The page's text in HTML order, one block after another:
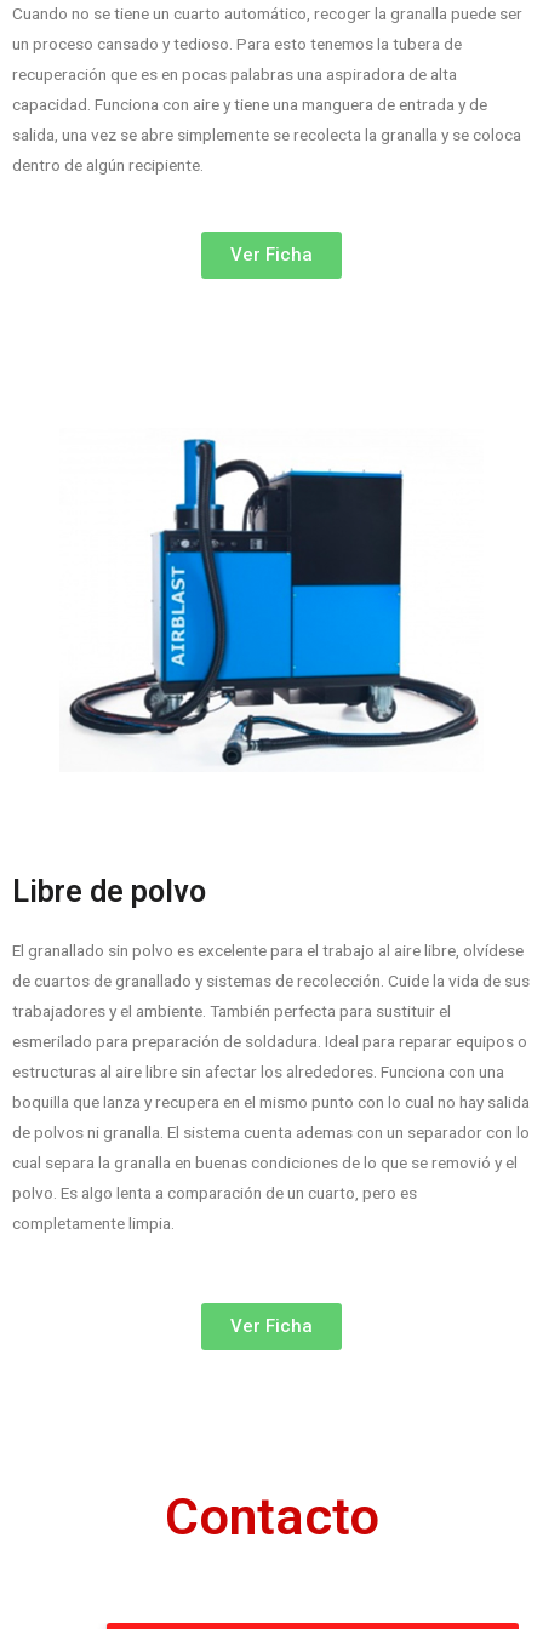
Cuando no se tiene un cuarto automático, recoger la granalla puede ser
un proceso cansado y tedioso. Para esto tenemos la tubera de
recuperación que es en pocas palabras una aspiradora de alta
capacidad. Funciona con aire y tiene una manguera de entrada y de
salida, una vez se abre simplemente se recolecta la granalla y se coloca
dentro de algún recipiente.
Ver Ficha
Libre de polvo
El granallado sin polvo es excelente para el trabajo al aire libre, olvídese
de cuartos de granallado y sistemas de recolección. Cuide la vida de sus
trabajadores y el ambiente. También perfecta para sustituir el
esmerilado para preparación de soldadura. Ideal para reparar equipos o
estructuras al aire libre sin afectar los alrededores. Funciona con una
boquilla que lanza y recupera en el mismo punto con lo cual no hay salida
de polvos ni granalla. El sistema cuenta ademas con un separador con lo
cual separa la granalla en buenas condiciones de lo que se removió y el
polvo. Es algo lenta a comparación de un cuarto, pero es
completamente limpia.
Ver Ficha
Contacto